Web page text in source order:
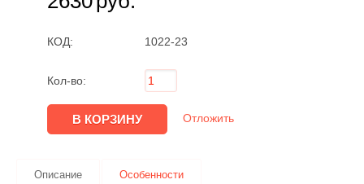
КОД: 1022-23
Кол-во:
Отложить
Описание Особенности